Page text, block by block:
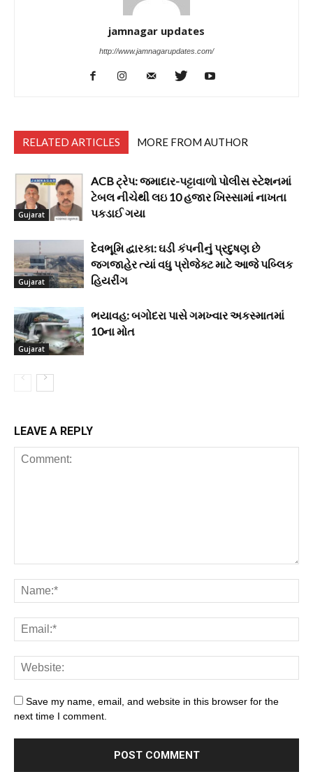
jamnagar updates
http://www.jamnagarupdates.com/
RELATED ARTICLES MORE FROM AUTHOR
Gujarat
ACB ટ્રેપ: જમાદાર-પટ્ટાવાળો પોલીસ સ્ટેશનમાં
ટેબલ નીચેથી લઇ 10 હજાર ખિસ્સામાં નાખતા
પકડાઈ ગયા
Gujarat
દેવભૂમિ દ્વારકા: ઘડી કંપનીનું પ્રદુષણ છે
જગજાહેર ત્યાં વધુ પ્રોજેક્ટ માટે આજે પબ્લિક
હિયરીંગ
Gujarat
ભયાવહ: બગોદરા પાસે ગમખ્વાર અકસ્માતમાં
10ના મોત
LEAVE A REPLY
Save my name, email, and website in this browser for the
next time I comment.